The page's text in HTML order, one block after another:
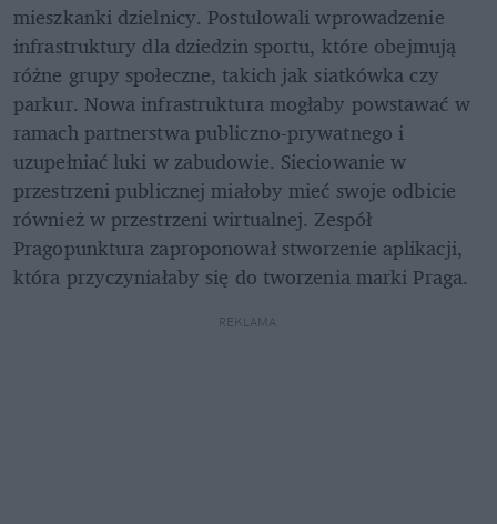
mieszkanki dzielnicy. Postulowali wprowadzenie
infrastruktury dla dziedzin sportu, które obejmują
różne grupy społeczne, takich jak siatkówka czy
parkur. Nowa infrastruktura mogłaby powstawać w
ramach partnerstwa publiczno-prywatnego i
uzupełniać luki w zabudowie. Sieciowanie w
przestrzeni publicznej miałoby mieć swoje odbicie
również w przestrzeni wirtualnej. Zespół
Pragopunktura zaproponował stworzenie aplikacji,
która przyczyniałaby się do tworzenia marki Praga.
REKLAMA